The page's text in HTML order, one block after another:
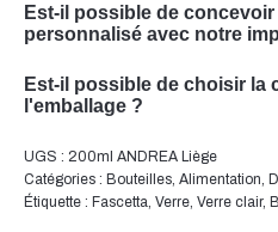
Est-il possible de
personnalisé avec notre
avec votre sujet. Notre
répondent à vos besoins
Est-il possible de choisir la
l'emballage ?
finition de votre emballage.
plaisir de vous conseiller pour
UGS : 200ml ANDREA Liège
Catégories : Bouteilles, Alimentation,
Étiquette : Fascetta, Verre, Verre clair,